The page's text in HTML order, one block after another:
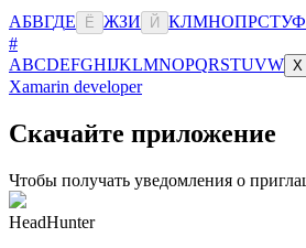
АБВГДЕ Ё ЖЗИ Й КЛМНОПРСТУФ
#
ABCDEFGHIJKLMNOPQRSTUVW X
Xamarin developer
Скачайте приложение
Чтобы получать уведомления о
HeadHunter